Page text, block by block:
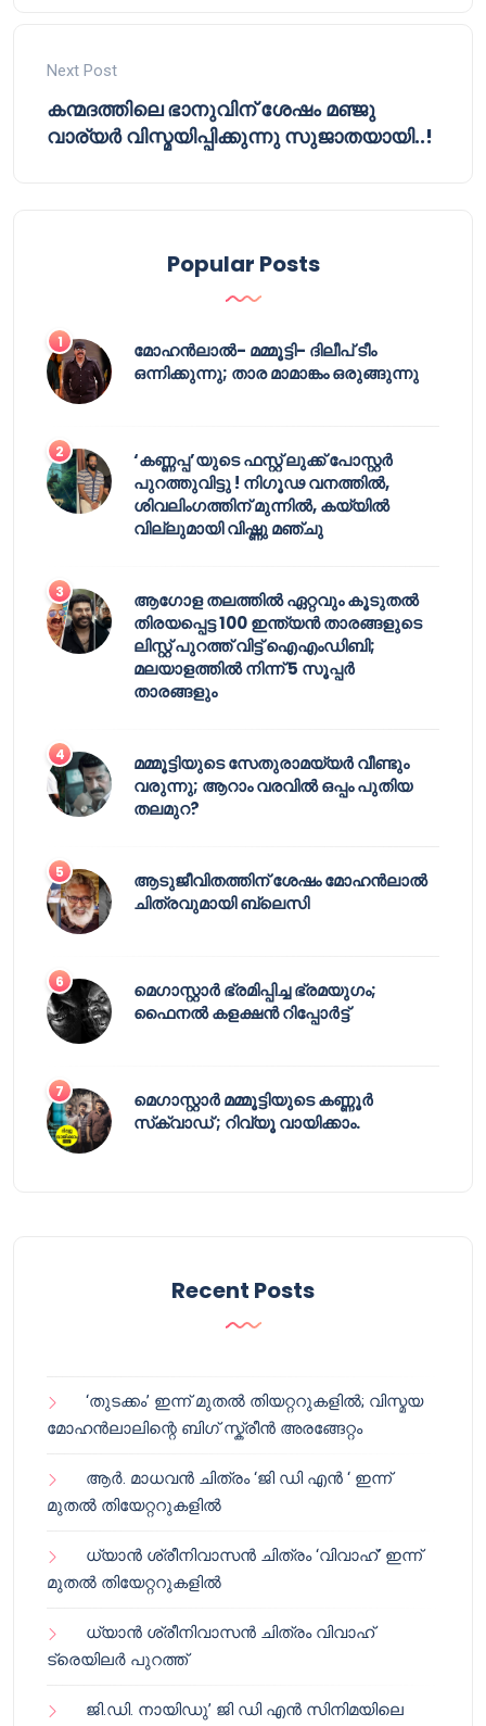
Next Post
കന്മദത്തിലെ ഭാനുവിന് ശേഷം മഞ്ജു
വാര്യർ വിസ്മയിപ്പിക്കുന്നു സുജാതയായി..!
Popular Posts
മോഹൻലാൽ- മമ്മൂട്ടി- ദിലീപ് ടീം
ഒന്നിക്കുന്നു; താര മാമാങ്കം ഒരുങ്ങുന്നു
‘കണ്ണപ്പ’യുടെ ഫസ്റ്റ് ലുക്ക് പോസ്റ്റർ
പുറത്തുവിട്ടു ! നിഗൂഢ വനത്തിൽ,
ശിവലിംഗത്തിന് മുന്നിൽ, കയ്യിൽ
വില്ലുമായി വിഷ്ണു മഞ്ചു
ആഗോള തലത്തിൽ ഏറ്റവും കൂടുതൽ
തിരയപ്പെട്ട 100 ഇന്ത്യൻ താരങ്ങളുടെ
ലിസ്റ്റ് പുറത്ത് വിട്ട് ഐഎംഡിബി;
മലയാളത്തിൽ നിന്ന് 5 സൂപ്പർ
താരങ്ങളും
മമ്മൂട്ടിയുടെ സേതുരാമയ്യർ വീണ്ടും
വരുന്നു; ആറാം വരവിൽ ഒപ്പം പുതിയ
തലമുറ?
ആടുജീവിതത്തിന് ശേഷം മോഹൻലാൽ
ചിത്രവുമായി ബ്ലെസി
മെഗാസ്റ്റാർ ഭ്രമിപ്പിച്ച ഭ്രമയുഗം;
ഫൈനൽ കളക്ഷൻ റിപ്പോർട്ട്
മെഗാസ്റ്റാർ മമ്മൂട്ടിയുടെ കണ്ണൂർ
സ്‌ക്വാഡ് ; റിവ്യൂ വായിക്കാം.
Recent Posts
‘തുടക്കം’ ഇന്ന് മുതൽ തിയറ്ററുകളിൽ; വിസ്മയ
മോഹൻലാലിന്റെ ബിഗ് സ്ക്രീൻ അരങ്ങേറ്റം
ആർ. മാധവൻ ചിത്രം ‘ജി ഡി എൻ ‘ ഇന്ന്
മുതൽ തിയേറ്ററുകളിൽ
ധ്യാൻ ശ്രീനിവാസൻ ചിത്രം ‘വിവാഹ്’ ഇന്ന്
മുതൽ തിയേറ്ററുകളിൽ
ധ്യാൻ ശ്രീനിവാസൻ ചിത്രം വിവാഹ്
ട്രെയിലർ പുറത്ത്
ജി.ഡി. നായിഡു’ ജി ഡി എൻ സിനിമയിലെ